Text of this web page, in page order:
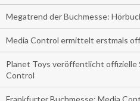
Megatrend der Buchmesse:
Media Control ermittelt erstmals
Planet Toys veröffentlicht offizielle
Control
Frankfurter Buchmesse: Media